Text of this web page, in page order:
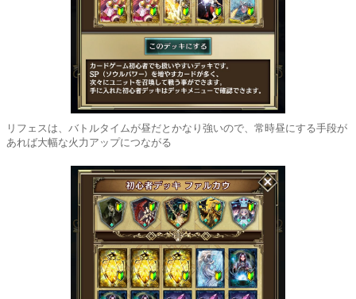
リフェスは、バトルタイムが昼だとかなり強いので、常時昼にする手段が
あれば大幅な火力アップにつながる